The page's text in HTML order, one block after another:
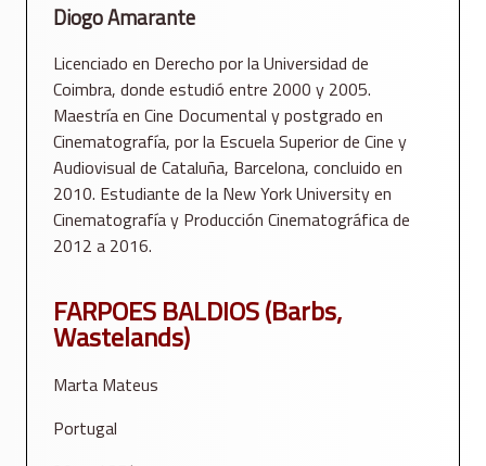
Diogo Amarante
Licenciado en Derecho por la Universidad de
Coimbra, donde estudió entre 2000 y 2005.
Maestría en Cine Documental y postgrado en
Cinematografía, por la Escuela Superior de Cine y
Audiovisual de Cataluña, Barcelona, ​​concluido en
2010. Estudiante de la New York University en
Cinematografía y Producción Cinematográfica de
2012 a 2016.
FARPOES BALDIOS (Barbs,
Wastelands)
Marta Mateus
Portugal